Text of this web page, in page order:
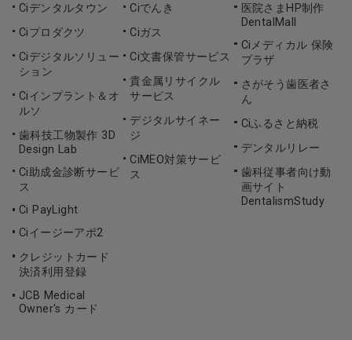
Ciデンタルタウン
Ciプロダクツ
Ciデジタルソリュー
ション
Ciインプラント＆オ
ルソ
歯科技工物製作 3D
Design Lab
Ci助成金診断サービ
ス
Ci PayLight
Ciイージーアポ2
クレジットカード
決済利用登録
JCB Medical
Owner's カード
Ciでんき
Ciガス
Ci文書保管サービス
貴金属リサイクル
サービス
デジタルサイネー
ジ
CiMEO対策サービ
ス
医院さまHP制作
DentalMall
Ciメディカル 保険
プラザ
さがそう歯医者さ
ん
Ciふるさと納税
デンタルリレー
歯科従事者向け動
画サイト
DentalismStudy